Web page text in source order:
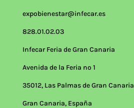
expobienestar@infecar.es
828.01.02.03
Infecar Feria de Gran Canaria
Avenida de la Feria nº 1
35012, Las Palmas de Gran Canaria
Gran Canaria, España